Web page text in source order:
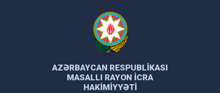
AZƏRBAYCAN RESPUBLIKASI
MASALLI RAYON İCRA
HAKIMIYYƏTI